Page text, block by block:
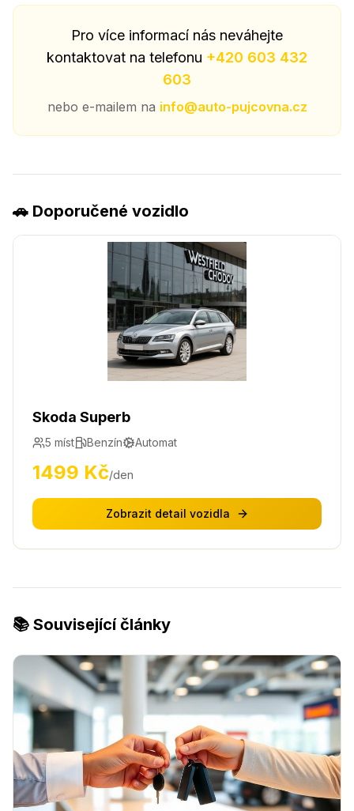
Pro více informací nás neváhejte
kontaktovat na telefonu +420 603 432
603
nebo e-mailem na info@auto-pujcovna.cz
🚗 Doporučené vozidlo
Skoda Superb
5 míst Benzín Automat
1499 Kč/den
Zobrazit detail vozidla
📚 Související články